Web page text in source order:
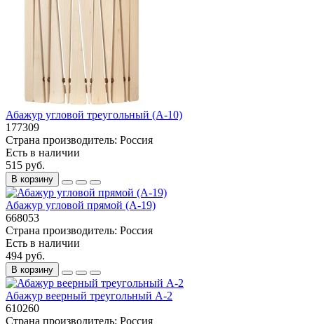
Абажур угловой треугольный (А-10)
177309
Страна производитель: Россия
Есть в наличии
515 руб.
В корзину
Абажур угловой прямой (А-19)
668053
Страна производитель: Россия
Есть в наличии
494 руб.
В корзину
Абажур веерный треугольный А-2
610260
Страна производитель: Россия